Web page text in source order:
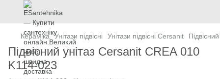
Кераміка Унітази підвісні Унітази підвісні Cersanit
Підвісний унітаз Cersanit CREA 010
K114-023